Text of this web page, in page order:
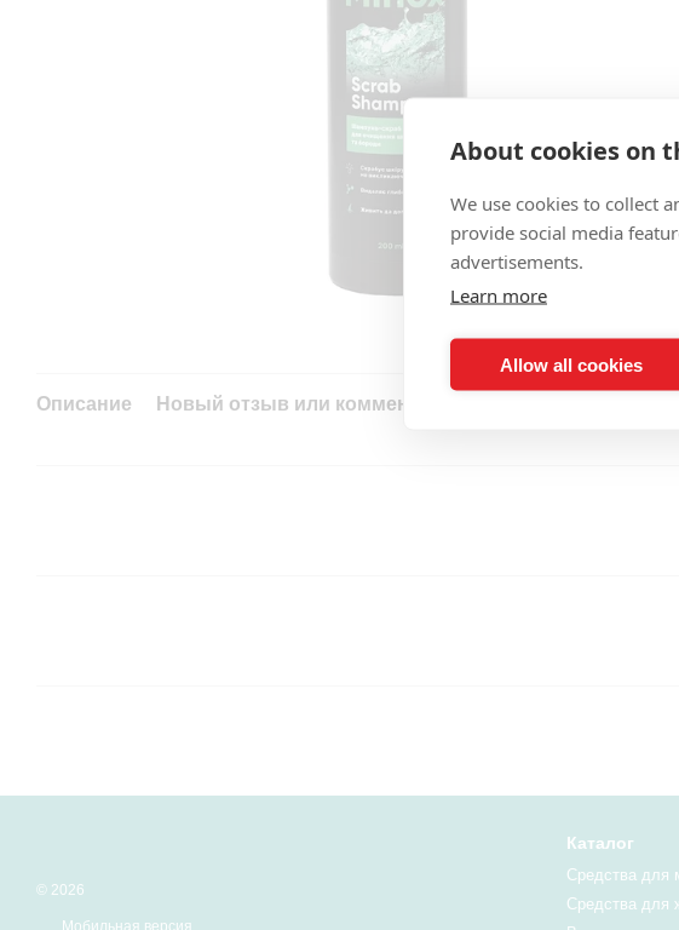
Описание Новый отзыв или комментарий
© 2026
Мобильная версия
Каталог
Средства для
Средства для
About cookies on
We use cookies to collect
provide social media
advertisements.
Learn more
Allow all cookies